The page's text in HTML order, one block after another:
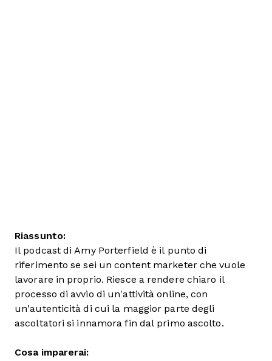
Riassunto:
Il podcast di Amy Porterfield è il punto di
riferimento se sei un content marketer che vuole
lavorare in proprio. Riesce a rendere chiaro il
processo di avvio di un'attività online, con
un'autenticità di cui la maggior parte degli
ascoltatori si innamora fin dal primo ascolto.
Cosa imparerai: